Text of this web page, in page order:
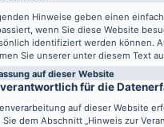
Hinweise geben einen
wenn Sie diese Website
identifiziert werden können.
Sie unserer unter diesem Text
auf dieser Website
für die
auf dieser Website
Sie dem Abschnitt „Hinweis zur